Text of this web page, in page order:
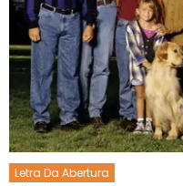
Letra Da Abertura